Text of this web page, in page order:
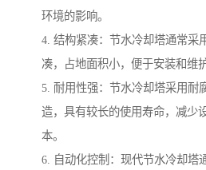
环境的影响。
4. 结构紧凑：节水冷却塔通常采
凑，占地面积小，便于安装和维护
5. 耐用性强：节水冷却塔采用耐
造，具有较长的使用寿命，减少
本。
6. 自动化控制：现代节水冷却塔